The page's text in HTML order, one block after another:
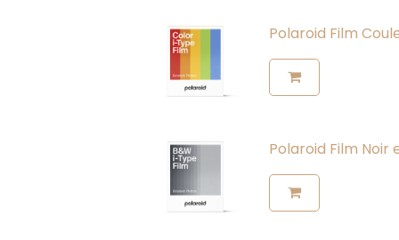
Polaroid Film
Polaroid Film